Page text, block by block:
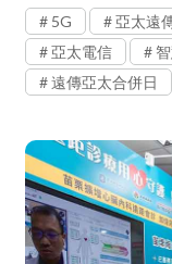
5G 亞太遠
亞太電信
遠傳亞太合併日